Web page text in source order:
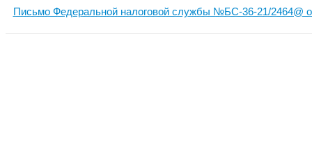
Письмо Федеральной налоговой службы №БС-36-21/2464@